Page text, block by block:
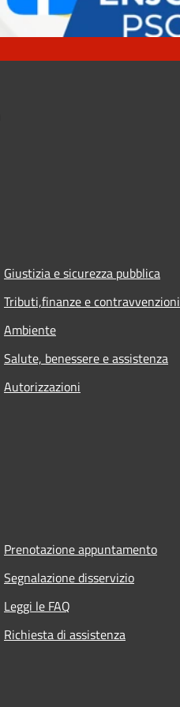
Giustizia e sicurezza pubblica
Tributi,finanze e contravvenzioni
Ambiente
Salute, benessere e assistenza
Autorizzazioni
Prenotazione appuntamento
Segnalazione disservizio
Leggi le FAQ
Richiesta di assistenza